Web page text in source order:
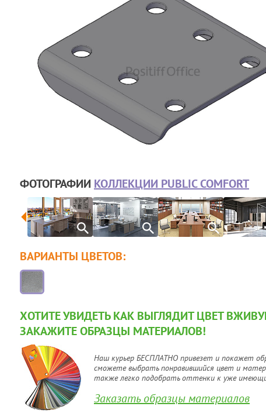
ФОТОГРАФИИ КОЛЛЕКЦИИ PUBLIC COMFORT
ВАРИАНТЫ ЦВЕТОВ:
ХОТИТЕ УВИДЕТЬ КАК ВЫГЛЯДИТ ЦВЕТ
ЗАКАЖИТЕ ОБРАЗЦЫ МАТЕРИАЛОВ!
Наш курьер БЕСПЛАТНО привезет и покажет
сможете выбрать понравившийся цвет и
также легко подобрать оттенки к уже
Заказать образцы материалов